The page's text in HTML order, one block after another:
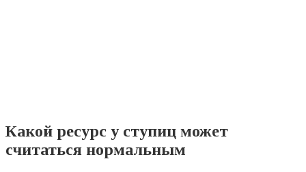
Какой ресурс у ступиц может
считаться нормальным